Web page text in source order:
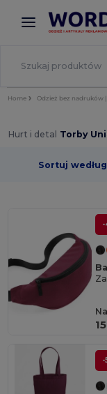
× Aplikacja
Lepsze
Home Odzież bez nadruków
Hurt i detal Torby
Sortuj według
-
-